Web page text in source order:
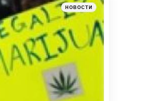
Категории
Posted
in
НОВОСТИ